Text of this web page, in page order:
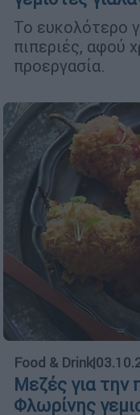
Το ευκολότερο
πιπεριές, αφού
προεργασία.
Food & Drink|
Μεζές για την
Φλωρίνης